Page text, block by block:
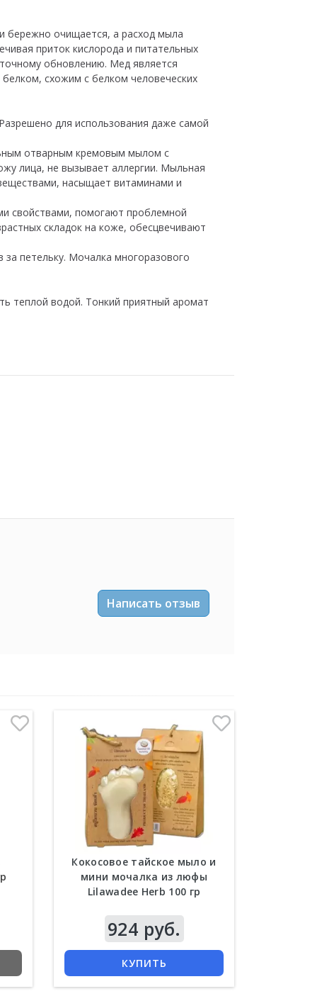
бережно очищается, а расход мыла
приток кислорода и питательных
обновлению. Мед является
схожим с белком человеческих
для использования даже самой
отварным кремовым мылом с
лица, не вызывает аллергии. Мыльная
насыщает витаминами и
свойствами, помогают проблемной
складок на коже, обесцвечивают
петельку. Мочалка многоразового
теплой водой. Тонкий приятный аромат
Написать отзыв
Кокосовое тайское мыло и
мини мочалка из люфы
Lilawadee Herb 100 гр
924 руб.
КУПИТЬ